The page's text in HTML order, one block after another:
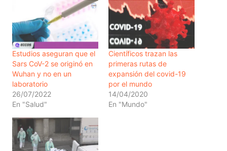
Estudios aseguran que el
Sars CoV-2 se originó en
Wuhan y no en un
laboratorio
26/07/2022
En "Salud"
Científicos trazan las
primeras rutas de
expansión del covid-19
por el mundo
14/04/2020
En "Mundo"